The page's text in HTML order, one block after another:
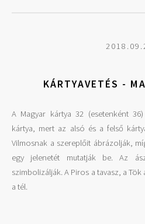
KÁRTYAVETÉS -
A Magyar kártya 32 (esetenként
kártya, mert az alsó és a felső
Vilmosnak a szereplőit ábrázolják,
egy jelenetét mutatják be. Az
szimbolizálják. A Piros a tavasz, a
a tél.